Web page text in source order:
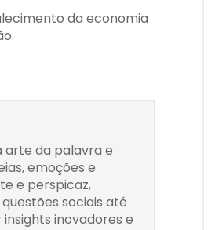
da economia
arte da palavra e
emoções e
e perspicaz,
sociais até
inovadores e